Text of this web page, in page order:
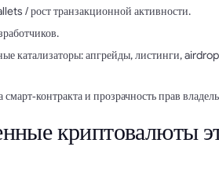
/ рост транзакционной активности.
катализаторы: апгрейды, листинги,
и прозрачность прав
криптовалюты